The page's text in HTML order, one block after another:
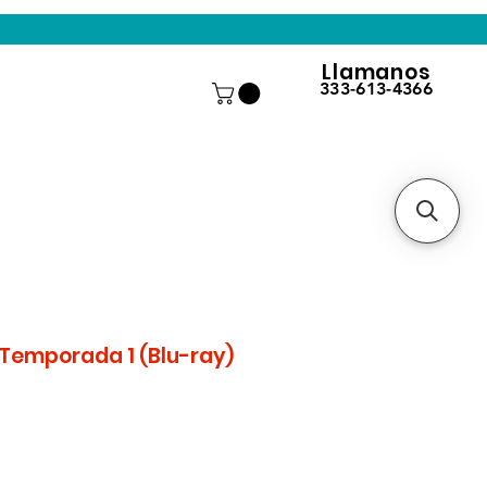
Llamanos
333-613-4366
1 (Blu-ray)